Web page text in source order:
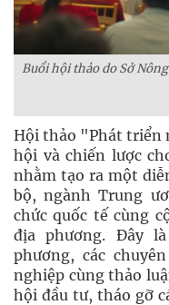
Buổi hội thảo do Sở
Hội thảo "Phát triển
hội và chiến lược
nhằm tạo ra một
bộ, ngành Trung
chức quốc tế cùng
địa phương. Đây
phương, các
nghiệp cùng thảo
hội đầu tư, tháo gỡ